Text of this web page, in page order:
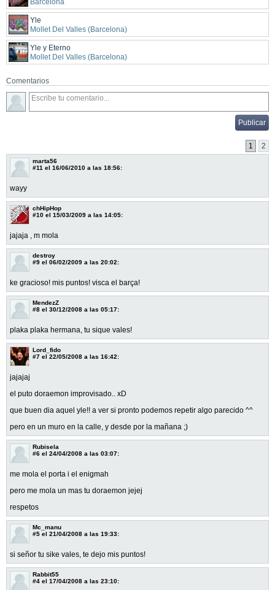
Yle
Mollet Del Valles (Barcelona)
Yle y Eterno
Mollet Del Valles (Barcelona)
Comentarios
1 2
marta56
#11 el 16/06/2010 a las 18:56:
wayy
chHipHop
#10 el 15/03/2009 a las 14:05:
jajaja , m mola
destroy
#9 el 06/02/2009 a las 20:02:
ke gracioso! mis puntos! visca el barça!
MendezZ
#8 el 30/12/2008 a las 05:17:
plaka plaka hermana, tu sique vales!
Lord_fido
#7 el 22/05/2008 a las 16:42:
jajajaj
el puto doraemon improvisado.. xD
que buen dia aquel yle!! a ver si pronto podemos repetir algo parecido ^^
pero en un muro en la calle, y desde por la mañana ;)
Rubisela
#6 el 24/04/2008 a las 03:07:
me mola el porta i el enigmah
pero me mola un mas tu doraemon jejej
respetos
Mc_manu
#5 el 21/04/2008 a las 19:33:
si señor tu sike vales, te dejo mis puntos!
Rabbit55
#4 el 17/04/2008 a las 23:10: